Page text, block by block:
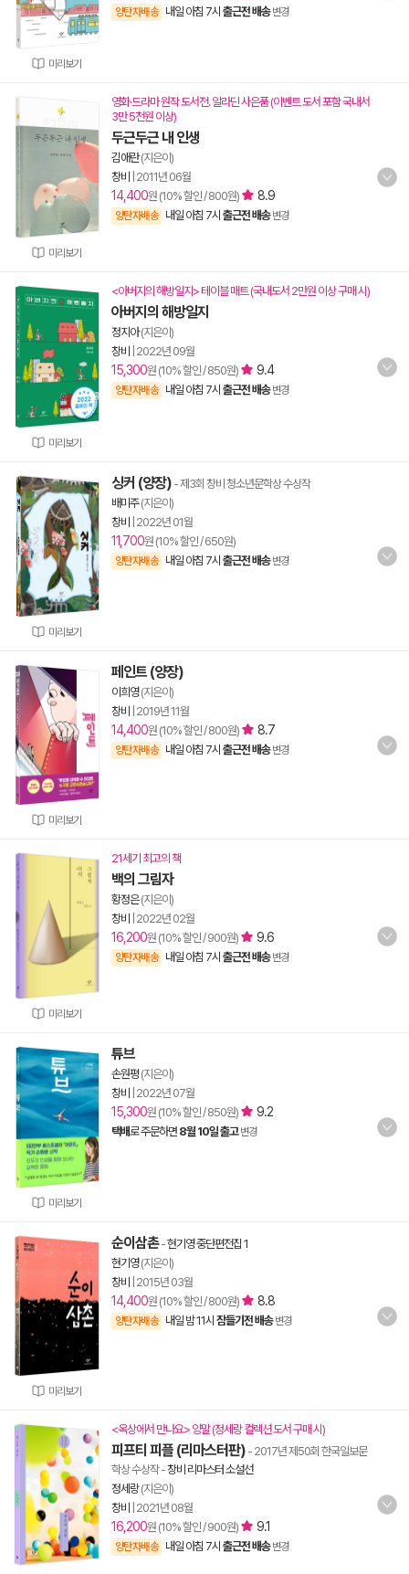
미리보기
양탄자배송 내일 아침 7시 출근전 배송 변경
미리보기
영화·드라마 원작 도서전. 알라딘 사은품 (이벤트 도서 포함 국내서
3만 5천원 이상)
두근두근 내 인생
김애란(지은이)
창비
2011년 06월
14,400원 (10% 할인 / 800원) 8.9
양탄자배송 내일 아침 7시 출근전 배송 변경
미리보기
<아버지의 해방일지> 테이블 매트 (국내도서 2만원 이상 구매 시)
아버지의 해방일지
정지아(지은이)
창비
2022년 09월
15,300원 (10% 할인 / 850원) 9.4
양탄자배송 내일 아침 7시 출근전 배송 변경
미리보기
싱커 (양장) - 제3회 창비 청소년문학상 수상작
배미주(지은이)
창비
2022년 01월
11,700원 (10% 할인 / 650원)
양탄자배송 내일 아침 7시 출근전 배송 변경
미리보기
페인트 (양장)
이희영(지은이)
창비
2019년 11월
14,400원 (10% 할인 / 800원) 8.7
양탄자배송 내일 아침 7시 출근전 배송 변경
미리보기
21세기 최고의 책
백의 그림자
황정은(지은이)
창비
2022년 02월
16,200원 (10% 할인 / 900원) 9.6
양탄자배송 내일 아침 7시 출근전 배송 변경
미리보기
튜브
손원평(지은이)
창비
2022년 07월
15,300원 (10% 할인 / 850원) 9.2
택배로 주문하면 8월 10일 출고 변경
미리보기
순이삼촌-현기영 중단편전집 1
현기영(지은이)
창비
2015년 03월
14,400원 (10% 할인 / 800원) 8.8
양탄자배송 내일 밤 11시 잠들기전 배송 변경
<옥상에서 만나요> 양말 (정세랑 컬렉션 도서 구매 시)
피프티 피플 (리마스터판) - 2017년 제50회 한국일보문
학상 수상작-창비 리마스터 소설선
정세랑(지은이)
창비
2021년 08월
16,200원 (10% 할인 / 900원) 9.1
양탄자배송 내일 아침 7시 출근전 배송 변경